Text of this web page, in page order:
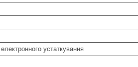
устаткування